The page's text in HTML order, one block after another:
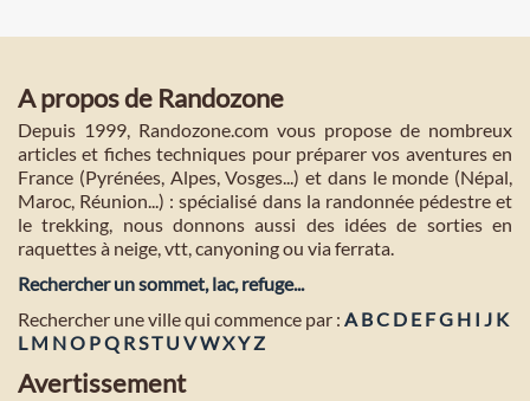
A propos de Randozone
Depuis 1999, Randozone.com vous propose de nombreux
articles et fiches techniques pour préparer vos aventures en
France (Pyrénées, Alpes, Vosges...) et dans le monde (Népal,
Maroc, Réunion...) : spécialisé dans la randonnée pédestre et
le trekking, nous donnons aussi des idées de sorties en
raquettes à neige, vtt, canyoning ou via ferrata.
Rechercher un sommet, lac, refuge...
Rechercher une ville qui commence par : A BC D E FG H I J K
L M NO PQ RST U VWXYZ
Avertissement